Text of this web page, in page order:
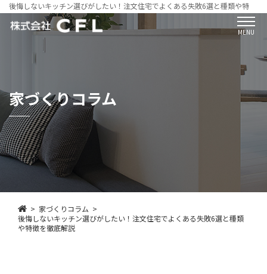
後悔しないキッチン選びがしたい！注文住宅でよくある失敗6選と種類や特徴を
MENU
家づくりコラム
家づくりコラム
後悔しないキッチン選びがしたい！注文住宅でよくある失敗6選と種類
や特徴を徹底解説